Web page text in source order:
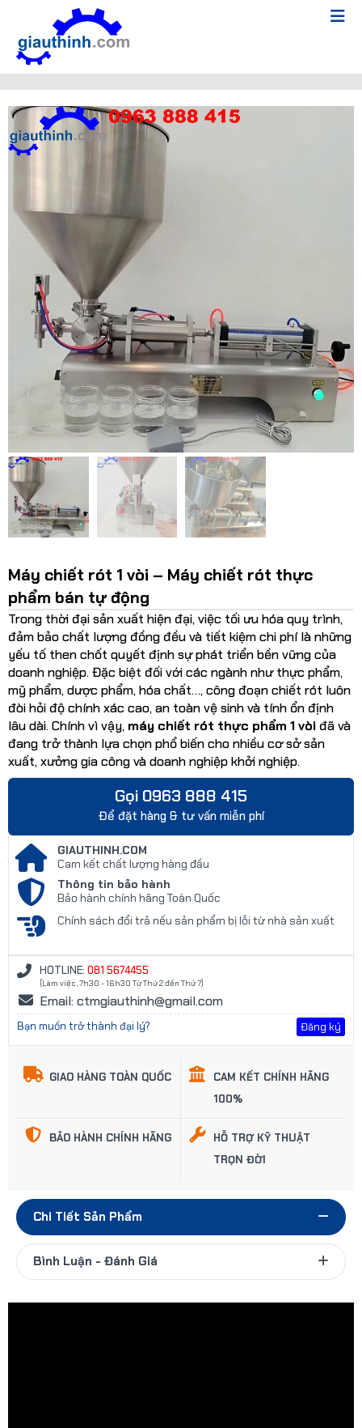
Máy chiết rót 1 vòi – Máy chiết rót thực
phẩm bán tự động
Trong thời đại sản xuất hiện đại, việc tối ưu hóa quy trình,
đảm bảo chất lượng đồng đều và tiết kiệm chi phí là những
yếu tố then chốt quyết định sự phát triển bền vững của
doanh nghiệp. Đặc biệt đối với các ngành như thực phẩm,
mỹ phẩm, dược phẩm, hóa chất…, công đoạn chiết rót luôn
đòi hỏi độ chính xác cao, an toàn vệ sinh và tính ổn định
lâu dài. Chính vì vậy, máy chiết rót thực phẩm 1 vòi đã và
đang trở thành lựa chọn phổ biến cho nhiều cơ sở sản
xuất, xưởng gia công và doanh nghiệp khởi nghiệp.
Gọi 0963 888 415
Để đặt hàng & tư vấn miễn phí
GIAUTHINH.COM
Cam kết chất lượng hàng đầu
Thông tin bảo hành
Bảo hành chính hãng Toàn Quốc
Chính sách đổi trả nếu sản phẩm bị lỗi từ nhà sản xuất
HOTLINE: 081 5674455
(Làm việc, 7h30 - 16h30 Từ Thứ 2 đến Thứ 7)
Email: ctmgiauthinh@gmail.com
Bạn muốn trở thành đại lý? Đăng ký
GIAO HÀNG TOÀN QUỐC
CAM KẾT CHÍNH HÃNG
100%
BẢO HÀNH CHÍNH HÃNG
HỖ TRỢ KỸ THUẬT
TRỌN ĐỜI
Chi Tiết Sản Phẩm
Bình Luận - Đánh Giá